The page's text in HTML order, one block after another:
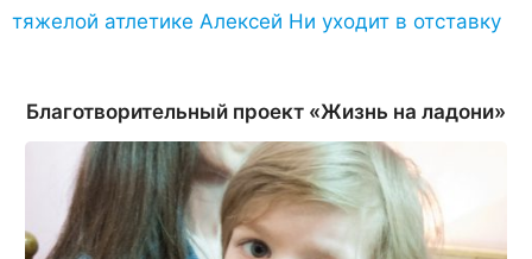
тяжелой атлетике Алексей Ни уходит в отставку
Благотворительный проект «Жизнь на ладони»